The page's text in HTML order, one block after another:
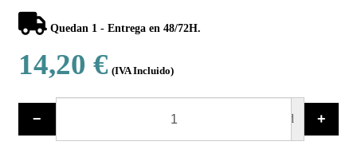
Quedan 1 - Entrega en 48/72H.
14,20 € (IVA Incluido)
− ud +